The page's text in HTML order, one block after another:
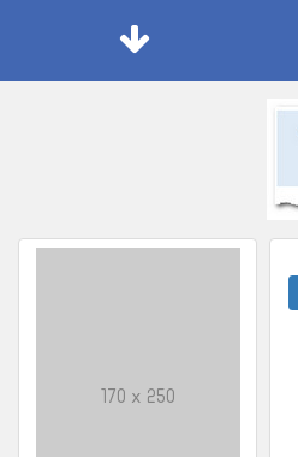
170 x 250